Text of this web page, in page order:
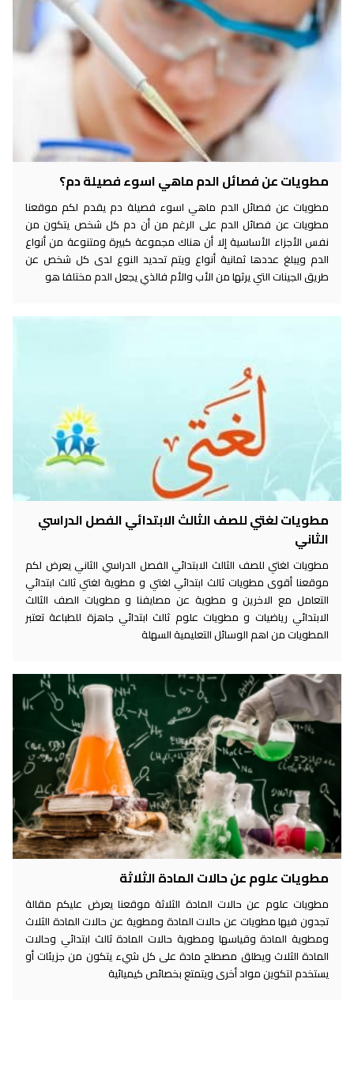
مطويات عن فصائل الدم ماهي اسوء فصيلة دم؟
مطويات عن فصائل الدم ماهي اسوء فصيلة دم يقدم لكم موقعنا
مطويات عن فصائل الدم على الرغم من أن دم كل شخص يتكون من
نفس الأجزاء الأساسية إلا أن هناك مجموعة كبيرة ومتنوعة من أنواع
الدم ويبلغ عددها ثمانية أنواع ويتم تحديد النوع لدى كل شخص عن
طريق الجينات التي يرثها من الأب والأم فالذي يجعل الدم مختلفا هو
مطويات لغتي للصف الثالث الابتدائي الفصل الدراسي
الثاني
مطويات لغتي للصف الثالث الابتدائي الفصل الدراسي الثاني يعرض لكم
موقعنا أقوى مطويات ثالث ابتدائي لغتي و مطوية لغتي ثالث ابتدائي
التعامل مع الاخرين و مطوية عن مصايفنا و مطويات الصف الثالث
الابتدائي رياضيات و مطويات علوم ثالث ابتدائي جاهزة للطباعة تعتبر
المطويات من اهم الوسائل التعليمية السهلة
مطويات علوم عن حالات المادة الثلاثة
مطويات علوم عن حالات المادة الثلاثة موقعنا يعرض عليكم مقالة
تجدون فيها مطويات عن حالات المادة ومطوية عن حالات المادة الثلاث
ومطوية المادة وقياسها ومطوية حالات المادة ثالث ابتدائي وحالات
المادة الثلاث ويطلق مصطلح مادة على كل شيء يتكون من جزيئات أو
يستخدم لتكوين مواد أخرى ويتمتع بخصائص كيميائية